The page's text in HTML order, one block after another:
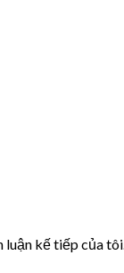
luận kế tiếp của tôi.